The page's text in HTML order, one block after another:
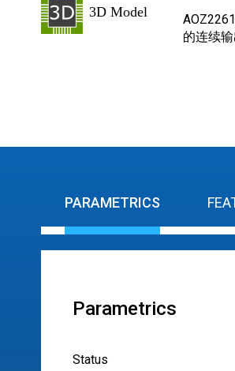
的连续
PARAMETRICS
Parametrics
Status